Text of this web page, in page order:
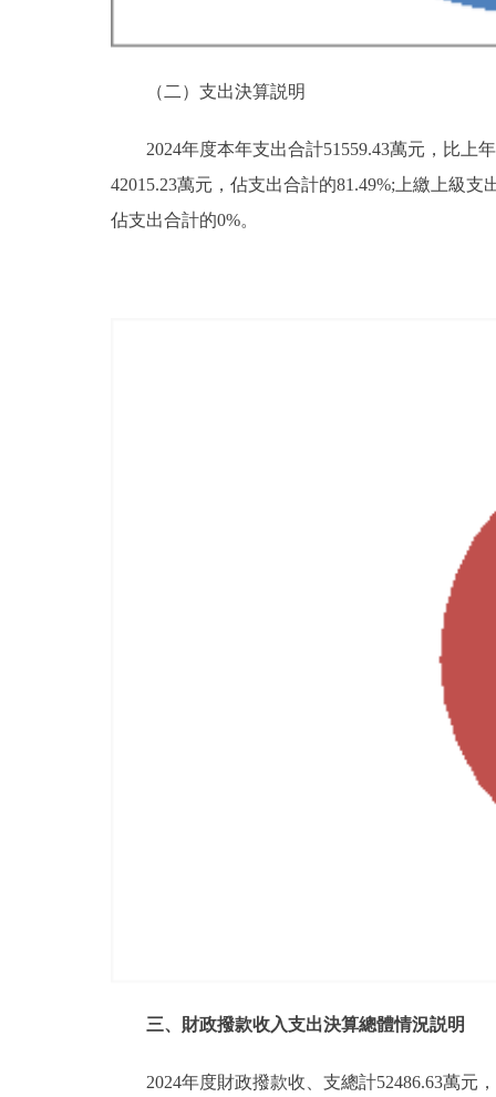
（二）支出決算説明
2024年度本年支出合計51559.43萬元，比上
42015.23萬元，佔支出合計的81.49%;上繳上級
佔支出合計的0%。
三、財政撥款收入支出決算總體情況説明
2024年度財政撥款收、支總計52486.63萬元